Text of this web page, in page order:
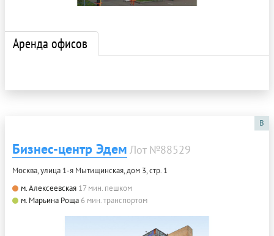
Аренда офисов
B
Бизнес-центр Эдем Лот №88529
Москва, улица 1-я Мытищинская, дом 3, стр. 1
м. Алексеевская 17 мин. пешком
м. Марьина Роща 6 мин. транспортом